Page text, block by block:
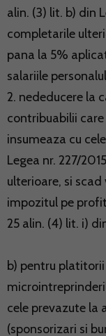
alin. (3) lit. b) din
completarile
pana la 5%
salariile
2. nededucere la
contribuabilii
insumeaza cu
Legea nr. 227/
ulterioare, si
impozitul pe
25 alin. (4) lit. i)
b) pentru
cele prevazute la
(sponsorizari si